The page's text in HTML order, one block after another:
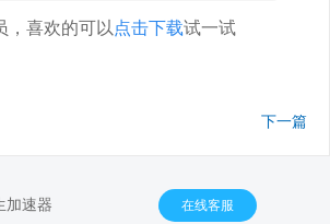
，喜欢的可以 点击下载试一试
下一篇
加速器 在线客服